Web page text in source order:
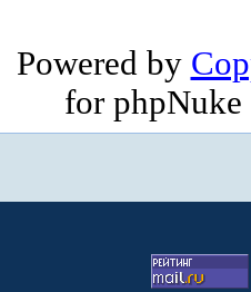
Powered by
for